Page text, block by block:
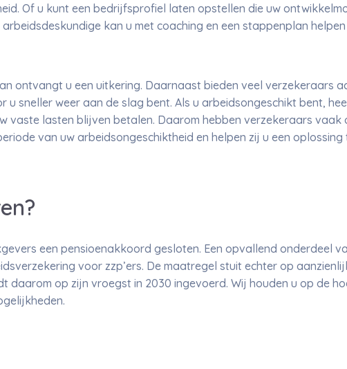
Of u kunt een bedrijfsprofiel laten opstellen die uw
kan u met coaching en een stappenplan
ontvangt u een uitkering. Daarnaast bieden veel verzekeraars
sneller weer aan de slag bent. Als u arbeidsongeschikt bent,
vaste lasten blijven betalen. Daarom hebben verzekeraars vaak
van uw arbeidsongeschiktheid en helpen zij u een oplossing
een pensioenakkoord gesloten. Een opvallend onderdeel
voor zzp’ers. De maatregel stuit echter op
daarom op zijn vroegst in 2030 ingevoerd. Wij houden u op de